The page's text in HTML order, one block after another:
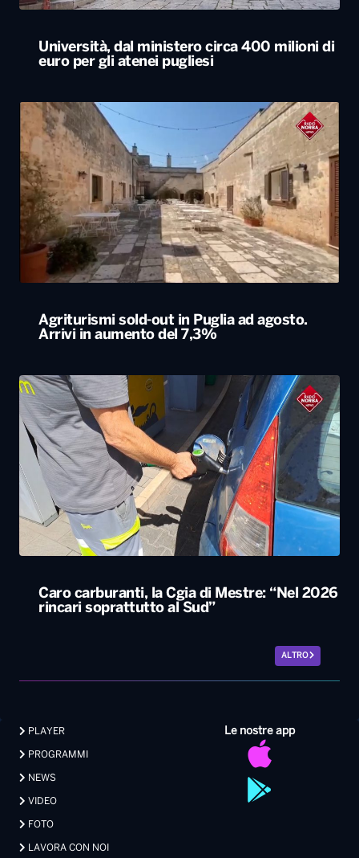
Università, dal ministero circa 400 milioni di
euro per gli atenei pugliesi
Agriturismi sold-out in Puglia ad agosto.
Arrivi in aumento del 7,3%
Caro carburanti, la Cgia di Mestre: “Nel 2026
rincari soprattutto al Sud”
ALTRO
Le nostre app
PLAYER
PROGRAMMI
NEWS
VIDEO
FOTO
LAVORA CON NOI